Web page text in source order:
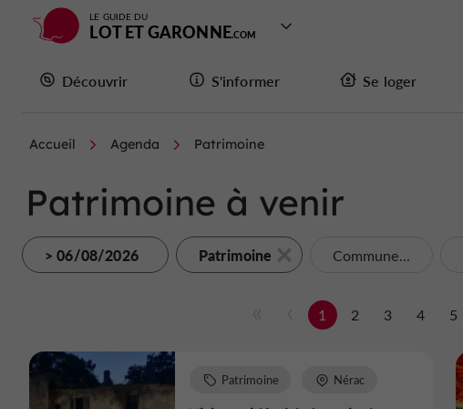
LE GUIDE DU
LOT ET GARONNE
Découvrir S'informer Se loger
Accueil Agenda Patrimoine
Patrimoine à venir
> 06/08/2026 Patrimoine Commune...
1 2 3 4 5
Patrimoine Nérac